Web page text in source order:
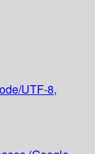
UTF-8,